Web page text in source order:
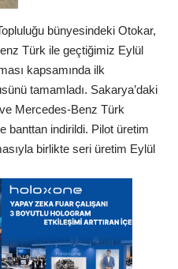
bünyesindeki Otokar,
Türk ile geçtiğimiz Eylül
kapsamında ilk
tamamladı. Sakarya’daki
Mercedes-Benz Türk
banttan indirildi. Pilot üretim
birlikte seri üretim Eylül